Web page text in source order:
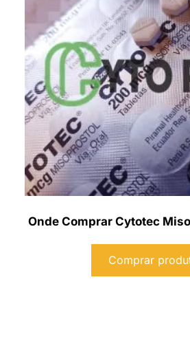
Onde Comprar Cytotec
Comprar